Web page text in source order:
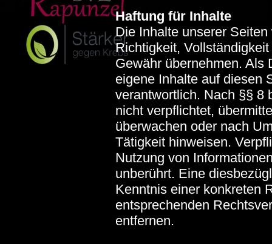
Haftung für Inhalte
Die Inhalte unserer
Richtigkeit,
Gewähr übernehmen. Als
eigene Inhalte auf diesen
verantwortlich. Nach §§ 8
nicht verpflichtet,
überwachen oder nach
Tätigkeit hinweisen.
Nutzung von
unberührt. Eine
Kenntnis einer konkreten
entsprechenden
entfernen.